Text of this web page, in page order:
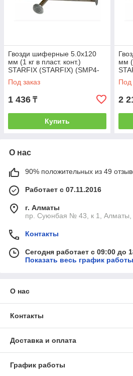
Гвозди шиферные 5.0х120
мм (1 кг в пласт. конт.)
STARFIX (STARFIX) (SMP4-
59645-1)
Под заказ
1 436 ₸
Купить
мм
Под
2
О нас
90% положительных из 49
Работает с 07.11.2016
г. Алматы
пр. Суюнбая № 43, к 1, Алматы,
Контакты
Сегодня работает с 09:00 до
Показать весь график работы
О нас
Контакты
Доставка и оплата
График работы